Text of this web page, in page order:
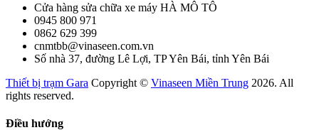
Cửa hàng sửa chữa xe máy HÀ MÔ TÔ
0945 800 971
0862 629 399
cnmtbb@vinaseen.com.vn
Số nhà 37, đường Lê Lợi, TP Yên Bái, tỉnh Yên Bái
Thiết bị trạm Gara Copyright © Vinaseen Miền Trung 2026. All
rights reserved.
Điều hướng